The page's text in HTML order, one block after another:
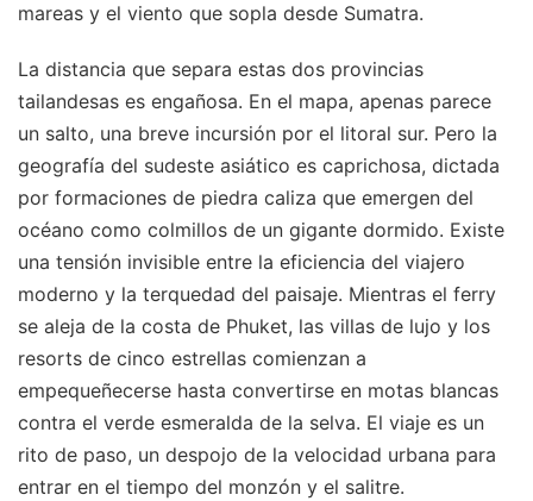
mareas y el viento que sopla desde Sumatra.
La distancia que separa estas dos provincias
tailandesas es engañosa. En el mapa, apenas parece
un salto, una breve incursión por el litoral sur. Pero la
geografía del sudeste asiático es caprichosa, dictada
por formaciones de piedra caliza que emergen del
océano como colmillos de un gigante dormido. Existe
una tensión invisible entre la eficiencia del viajero
moderno y la terquedad del paisaje. Mientras el ferry
se aleja de la costa de Phuket, las villas de lujo y los
resorts de cinco estrellas comienzan a
empequeñecerse hasta convertirse en motas blancas
contra el verde esmeralda de la selva. El viaje es un
rito de paso, un despojo de la velocidad urbana para
entrar en el tiempo del monzón y el salitre.